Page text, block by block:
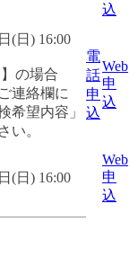
込
(日) 16:00
の場合
連絡欄に
希望内容」
い。
電
話
申
込
Web
申
込
(日) 16:00
Web
申
込